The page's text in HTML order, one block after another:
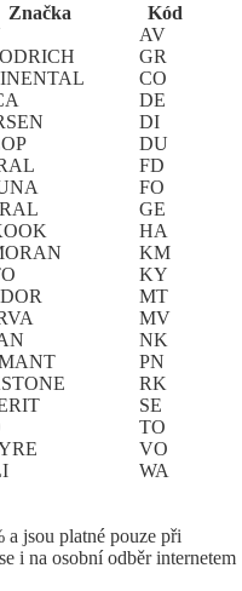
Značka
Kód
AV
GR
CO
DE
DI
DU
FD
FO
GE
HA
KM
KY
MT
MV
NK
PN
RK
SE
TO
VO
WA
a jsou platné pouze při
i na osobní odběr internetem